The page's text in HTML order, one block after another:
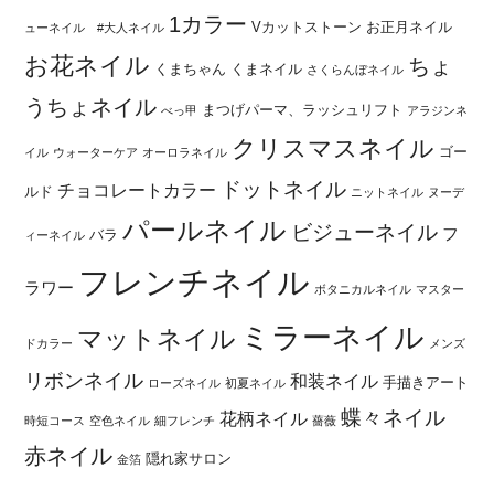
ューネイル #大人ネイル 1カラー Vカットストーン お正月ネイル
お花ネイル くまちゃん くまネイル さくらんぼネイル ちょ
うちょネイル べっ甲 まつげパーマ、ラッシュリフト アラジンネ
イル ウォーターケア オーロラネイル クリスマスネイル ゴー
ルド チョコレートカラー ドットネイル ニットネイル ヌーデ
ィーネイル バラ パールネイル ビジューネイル フ
ラワー フレンチネイル ボタニカルネイル マスター
ドカラー マットネイル ミラーネイル メンズ
リボンネイル ローズネイル 初夏ネイル 和装ネイル 手描きアート
時短コース 空色ネイル 細フレンチ 花柄ネイル 薔薇 蝶々ネイル
赤ネイル 金箔 隠れ家サロン